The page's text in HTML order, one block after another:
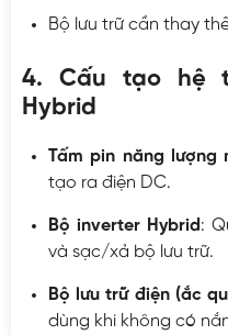
Bộ lưu trữ cần thay
4. Cấu tạo hệ
Hybrid
Tấm pin năng lượng
tạo ra điện DC.
Bộ inverter Hybrid:
và sạc/xả bộ lưu trữ.
Bộ lưu trữ điện (ắc
dùng khi không có